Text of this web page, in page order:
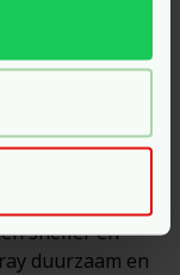
en
gevoelige
omdat het
is een
sneller en
duurzaam en